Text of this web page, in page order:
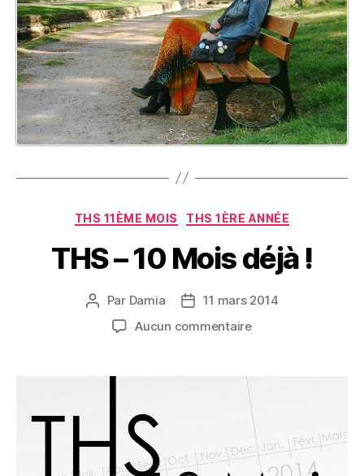
Catégories
THS 11ÈME MOIS THS 1ÈRE ANNÉE
THS – 10 Mois déjà !
Auteur
l’article
Par Damia
Date11 mars 2014
Aucun commentairesur
déjà